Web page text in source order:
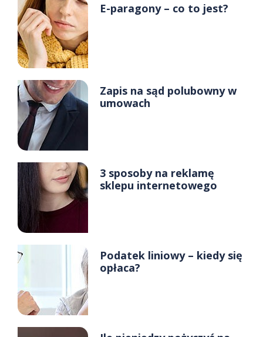
E-paragony – co to jest?
Zapis na sąd polubowny w
umowach
3 sposoby na reklamę
sklepu internetowego
Podatek liniowy – kiedy się
opłaca?